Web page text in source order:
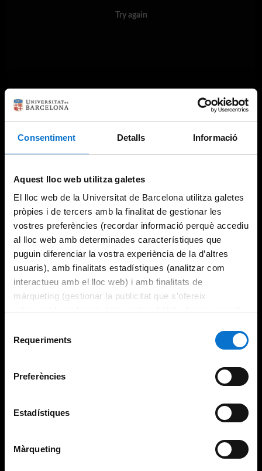
Consentiment Detalls Informació
Aquest lloc web utilitza galetes
El lloc web de la Universitat de Barcelona utilitza galetes
pròpies i de tercers amb la finalitat de gestionar les
vostres preferències (recordar informació perquè accediu
al lloc web amb determinades característiques que
puguin diferenciar la vostra experiència de la d’altres
usuaris), amb finalitats estadístiques (analitzar com
interactueu amb el lloc web) i amb finalitats de
màrqueting (gestionar la publicitat que s’ofereix
consultar laPolítica de galetes del lloc web de la
Requeriments
Preferències
Estadístiques
Màrqueting
Try again